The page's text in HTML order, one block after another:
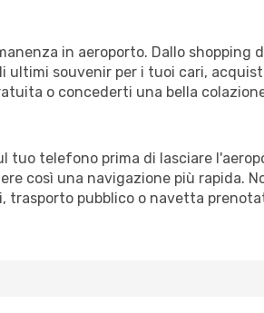
in aeroporto. Dallo shopping
souvenir per i tuoi cari,
o concederti una bella
telefono prima di lasciare
così una navigazione più rapida.
pubblico o navetta